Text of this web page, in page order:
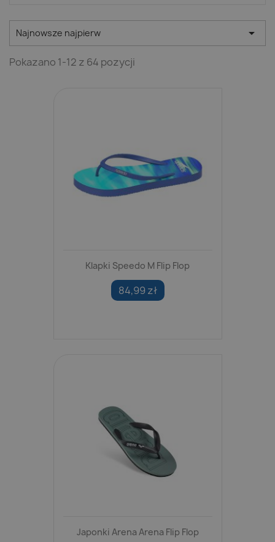
Najnowsze najpierw 
Pokazano 1-12 z 64 pozycji
Klapki Speedo M Flip Flop
84,99 zł
Japonki Arena Arena Flip Flop